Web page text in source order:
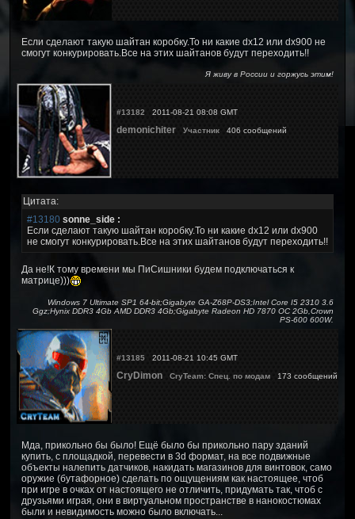
Если сделают такую шайтан коробку.То ни какие dx12 или dx900 не
смогут конкурировать.Все на этих шайтанов будут переходить!!
Я живу в России и горжусь этим!
#13182 2011-08-21 08:08 GMT
demonichiter Участник 406 сообщений
Цитата:
#13180 sonne_side :
Если сделают такую шайтан коробку.То ни какие dx12 или dx900
не смогут конкурировать.Все на этих шайтанов будут переходить!!
Да не!К тому времени мы ПиСишники будем подключаться к
матрице)))
Windows 7 Ultimate SP1 64-bit;Gigabyte GA-Z68P-DS3;Intel Core I5 2310 3.6
Ggz;Hynix DDR3 4Gb AMD DDR3 4Gb;Gigabyte Radeon HD 7870 OC 2Gb,Crown
PS-600 600W.
#13185 2011-08-21 10:45 GMT
CryDimon CryTeam: Спец. по модам 173 сообщений
Мда, прикольно бы было! Ещё было бы прикольно пару зданий
купить, с площадкой, перевести в 3d формат, на все подвижные
объекты налепить датчиков, накидать магазинов для винтовок, само
оружие (бутафорное) сделать по ощущениям как настоящее, чтоб
при игре в очках от настоящего не отличить, придумать так, чтоб с
друзьями играя, они в виртуальном пространстве в нанокостюмах
были и невидимость можно было включать...